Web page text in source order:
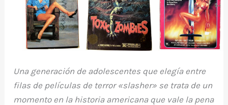
Una generación de adolescentes que elegía entre
filas de películas de terror «slasher» se trata de un
momento en la historia americana que vale la pena